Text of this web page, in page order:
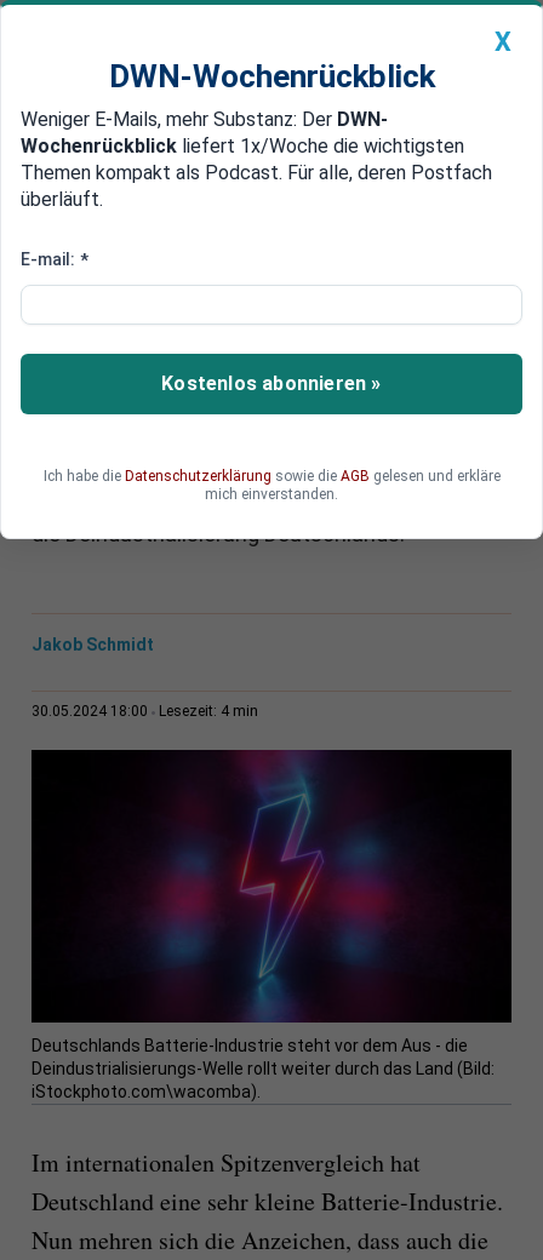
Newsticker MEIN DWN: Geldanlage Premium
Edelmetalle DWN-Magazin China
Deindustrialisierung: Deutsche
Auflösungserscheinungen
Die deutsche Batterie-Industrie steht vor dem
Aus: Immer mehr Unternehmen geben ihre
kostengünstigere Regionen zu verlagern. Die
bedenkliche Entwicklung steht exemplarisch für
die Deindustrialisierung Deutschlands.
Jakob Schmidt
30.05.2024 18:00 Lesezeit: 4 min
Deutschlands Batterie-Industrie steht vor dem Aus - die
Deindustrialisierungs-Welle rollt weiter durch das Land (Bild:
iStockphoto.com\wacomba).
Im internationalen Spitzenvergleich hat
Deutschland eine sehr kleine Batterie-Industrie.
Nun mehren sich die Anzeichen, dass auch die
X
DWN-Wochenrückblick
Weniger E-Mails, mehr Substanz: Der DWN-
Wochenrückblick liefert 1x/Woche die wichtigsten
Themen kompakt als Podcast. Für alle, deren Postfach
überläuft.
E-mail: *
Kostenlos abonnieren »
Ich habe die Datenschutzerklärung sowie die AGB gelesen und erkläre
mich einverstanden.